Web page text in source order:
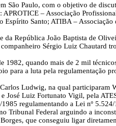
São Paulo, com o objetivo de
– Associação
Santo; ATIBA –
República João Baptista de
Sérgio Luiz Chautard
quando mais de 2 mil
para a luta pela
Ludwig, na qual
Luiz Fortunato Vigil, pela
regulamentando a Lei nº
Tribunal Federal arguindo a
que conseguiu ligar